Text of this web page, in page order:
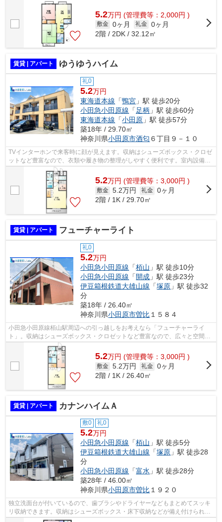
発駅が近くにある物件です。駐輪場付...
5.2万円 (管理費等：2,000円 )
敷金 0ヶ月 礼金 0ヶ月
2階 / 2DK / 32.12㎡
賃貸 | アパート ゆうゆうハイム
礼0
5.2万円
東海道本線 「鴨宮 」駅 徒歩20分
小田急小田原線 「 足柄 」駅 徒歩60分
東海道本線 「小田原 」駅 徒歩57分
築18年 / 29.70㎡
神奈川県小田原市酒匂 ６丁目９－１０
TVインターホンで来客時に顔が見えます。収納はシューズボックス・クロゼ
ットなど豊富なので、衣類や履き物の整理がしやすく便利です。室内設備は
浴室乾燥機・洗面所独立など充実した...
5.2万円 (管理費等：3,000円 )
敷金 5.2万円 礼金 0ヶ月
2階 / 1K / 29.70㎡
賃貸 | アパート フューチャーライト
礼0
5.2万円
小田急小田原線 「栢山 」駅 徒歩10分
小田急小田原線 「開成 」駅 徒歩23分
伊豆箱根鉄道大雄山線 「塚原 」駅 徒歩32
分
築18年 / 26.40㎡
神奈川県小田原市曽比 １５８４
小田急小田原線栢山駅周辺への引っ越しをお考えなら「フューチャーライ
ト」。収納はシューズボックス・クロゼットなど豊富なので、広々と空間を
利用することも可能です。室内設備は洗...
5.2万円 (管理費等：3,000円 )
敷金 5.2万円 礼金 0ヶ月
2階 / 1K / 26.40㎡
賃貸 | アパート カナンハイムＡ
敷0 礼0
5.2万円
小田急小田原線 「栢山 」駅 徒歩5分
伊豆箱根鉄道大雄山線 「塚原 」駅 徒歩28
分
小田急小田原線 「富水 」駅 徒歩28分
築28年 / 46.00㎡
神奈川県小田原市曽比１９２０
独立洗面台が付いているので、歯ブラシやドライヤーなどもまとめてスッキ
リ収納できます。収納はシューズボックス・床下収納などが備え付けられて
いるので、衣類や日用品の収納に重宝...